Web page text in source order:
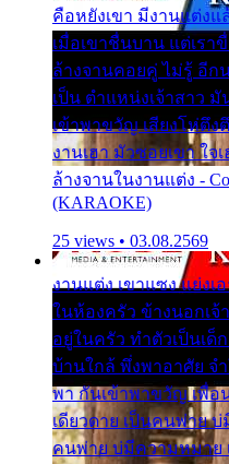
คือหยังเขา มีงานแต่งแ
เมื่อเขาชื่นบาน แต่เรา
ล้างจานคอยคู่ ไม่รู้ อีก
เป็น ตำแหน่งเจ้าสาว
เข้าพาขวัญ เสียงโห่ตึง
งานเฮา มัวซอยเขา ใ
ล้างจานในงานแต่ง -
(KARAOKE)
25 views • 03.08.2569
งานแต่ง เขาแซง แย่ง
ในห้องครัว ข้างนอกเจ้
อยู่ในครัว ทำตัวเป็นเด็
บ้านใกล้ พึ่งพาอาศัย จำ
พา กันเข้าพาขวัญ เพื่อ
เดียวดาย เป็นคนพ่าย บ่
คนพ่าย บ่มีความหมาย เ